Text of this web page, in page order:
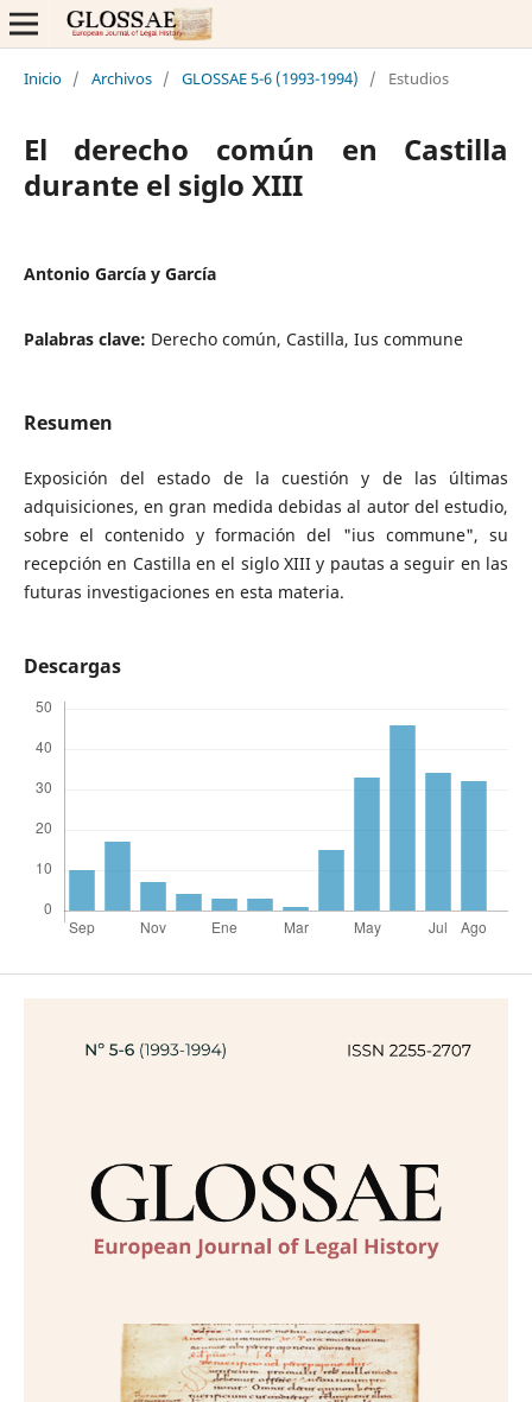
Inicio / Archivos / GLOSSAE 5-6 (1993-1994) / Estudios
El derecho común en Castilla
durante el siglo XIII
Antonio García y García
Palabras clave: Derecho común, Castilla, Ius commune
Resumen
Exposición del estado de la cuestión y de las últimas
adquisiciones, en gran medida debidas al autor del estudio,
sobre el contenido y formación del "ius commune", su
recepción en Castilla en el siglo XIII y pautas a seguir en las
futuras investigaciones en esta materia.
Descargas